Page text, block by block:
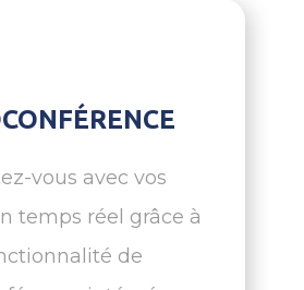
vous avec vos
temps réel grâce à
de